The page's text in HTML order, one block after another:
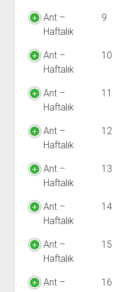
Ant –
Haftalık
9
Ant –
Haftalık
10
Ant –
Haftalık
11
Ant –
Haftalık
12
Ant –
Haftalık
13
Ant –
Haftalık
14
Ant –
Haftalık
15
Ant –
16